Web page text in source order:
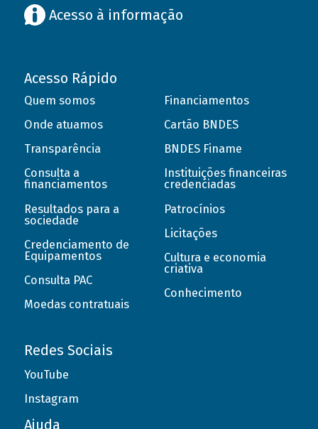
Acesso à informação
Acesso Rápido
Quem somos
Onde atuamos
Transparência
Consulta a
financiamentos
Resultados para a
sociedade
Credenciamento de
Equipamentos
Consulta PAC
Moedas contratuais
Financiamentos
Cartão BNDES
BNDES Finame
Instituições financeiras
credenciadas
Patrocínios
Licitações
Cultura e economia
criativa
Conhecimento
Redes Sociais
YouTube
Instagram
Ajuda